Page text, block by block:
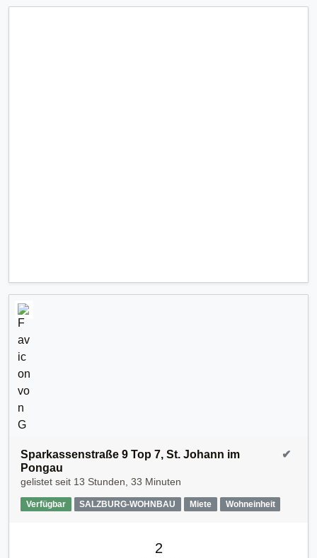
Sparkassenstraße 9 Top 7, St. Johann im
Pongau
gelistet seit 13 Stunden, 33 Minuten
Verfügbar SALZBURG-WOHNBAU Miete Wohneinheit
✔
2